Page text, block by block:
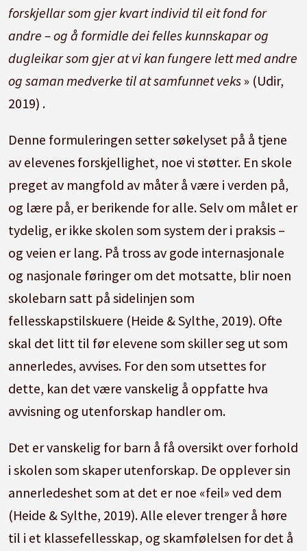
forskjellar som gjer kvart individ til eit fond for
andre – og å formidle dei felles kunnskapar og
dugleikar som gjer at vi kan fungere lett med andre
og saman medverke til at samfunnet veks» (Udir,
2019) .
Denne formuleringen setter søkelyset på å tjene
av elevenes forskjellighet, noe vi støtter. En skole
preget av mangfold av måter å være i verden på,
og lære på, er berikende for alle.Selv om målet er
tydelig, er ikke skolen som system der i praksis –
og veien er lang. På tross av gode internasjonale
og nasjonale føringer om det motsatte, blir noen
skolebarn satt på sidelinjen som
fellesskapstilskuere (Heide & Sylthe, 2019). Ofte
skal det litt til før elevene som skiller seg ut som
annerledes, avvises. For den som utsettes for
dette, kan det være vanskelig å oppfatte hva
avvisning og utenforskap handler om.
Det er vanskelig for barn å få oversikt over forhold
i skolen som skaper utenforskap. De opplever sin
annerledeshet som at det er noe «feil» ved dem
(Heide & Sylthe, 2019).Alle elever trenger å høre
til i et klassefellesskap, og skamfølelsen for det å